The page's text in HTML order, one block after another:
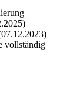
vollständig